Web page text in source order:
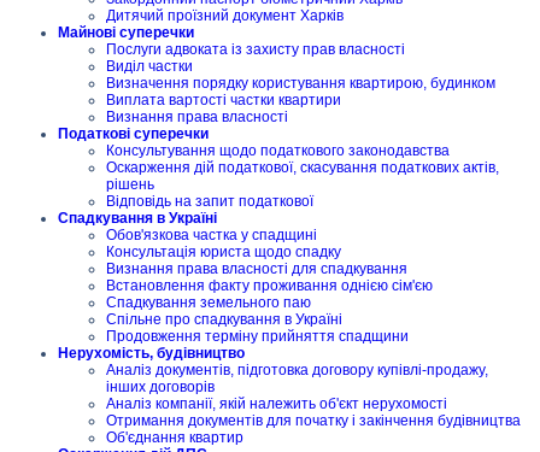
Дитячий проїзний документ Харків
Майнові суперечки
Послуги адвоката із захисту прав власності
Виділ частки
Визначення порядку користування квартирою, будинком
Виплата вартості частки квартири
Визнання права власності
Податкові суперечки
Консультування щодо податкового законодавства
Оскарження дій податкової, скасування податкових актів,
рішень
Відповідь на запит податкової
Спадкування в Україні
Обов'язкова частка у спадщині
Консультація юриста щодо спадку
Визнання права власності для спадкування
Встановлення факту проживання однією сім'єю
Спадкування земельного паю
Спільне про спадкування в Україні
Продовження терміну прийняття спадщини
Нерухомість, будівництво
Аналіз документів, підготовка договору купівлі-продажу,
інших договорів
Аналіз компанії, якій належить об'єкт нерухомості
Отримання документів для початку і закінчення будівництва
Об'єднання квартир